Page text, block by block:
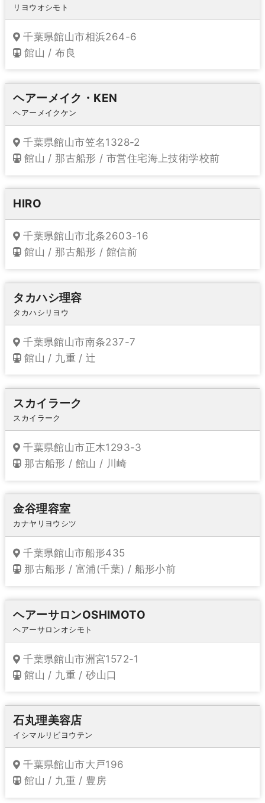
リヨウオシモト
千葉県館山市相浜264-6
館山 / 布良
ヘアーメイク・KEN
ヘアーメイクケン
千葉県館山市笠名1328-2
館山 / 那古船形 / 市営住宅海上技術学校前
HIRO
千葉県館山市北条2603-16
館山 / 那古船形 / 館信前
タカハシ理容
タカハシリヨウ
千葉県館山市南条237-7
館山 / 九重 / 辻
スカイラーク
スカイラーク
千葉県館山市正木1293-3
那古船形 / 館山 / 川崎
金谷理容室
カナヤリヨウシツ
千葉県館山市船形435
那古船形 / 富浦(千葉) / 船形小前
ヘアーサロンOSHIMOTO
ヘアーサロンオシモト
千葉県館山市洲宮1572-1
館山 / 九重 / 砂山口
石丸理美容店
イシマルリビヨウテン
千葉県館山市大戸196
館山 / 九重 / 豊房